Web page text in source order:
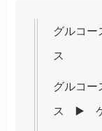
グルコ
ス
グルコー
ス ▶️ ケ